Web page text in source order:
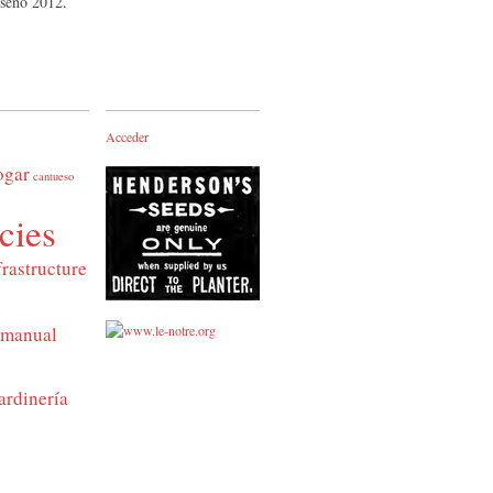
cantueso
manual
Acceder